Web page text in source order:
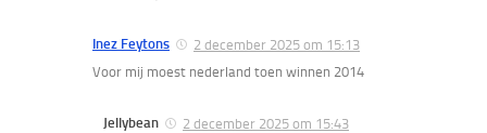
Inez Feytons
2 december 2025 om 15:13
Voor mij moest nederland toen winnen 2014
Jellybean
2 december 2025 om 15:43